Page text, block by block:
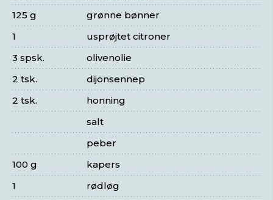
grønne bønner
125 g
usprøjtet citroner
1
olivenolie
3 spsk.
dijonsennep
2 tsk.
honning
2 tsk.
salt
peber
kapers
100 g
rødløg
1